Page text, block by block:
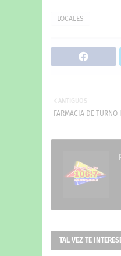
LOCALES
ANTIGUOS
FARMACIA DE TURNO
TAL VEZ TE